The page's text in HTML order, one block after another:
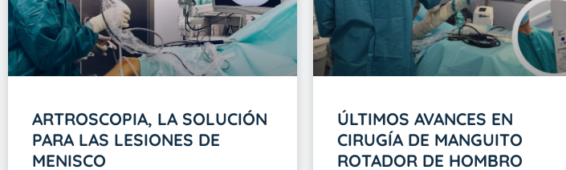
ARTROSCOPIA, LA SOLUCIÓN
PARA LAS LESIONES DE
MENISCO
ÚLTIMOS AVANCES EN
CIRUGÍA DE MANGUITO
ROTADOR DE HOMBRO